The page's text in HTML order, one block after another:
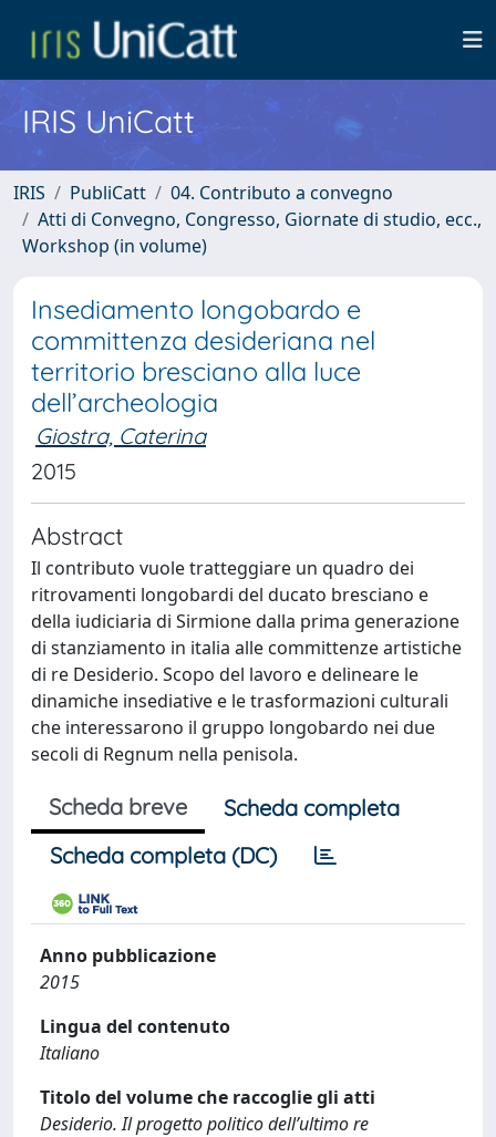
IRIS UniCatt
IRIS PubliCatt
04. Contributo a convegno
Atti di Convegno, Congresso, Giornate di studio, ecc.,
Workshop (in volume)
Insediamento longobardo e
committenza desideriana nel
territorio bresciano alla luce
dell’archeologia
Giostra, Caterina
2015
Abstract
Il contributo vuole tratteggiare un quadro dei
ritrovamenti longobardi del ducato bresciano e
della iudiciaria di Sirmione dalla prima generazione
di stanziamento in italia alle committenze artistiche
di re Desiderio. Scopo del lavoro e delineare le
dinamiche insediative e le trasformazioni culturali
che interessarono il gruppo longobardo nei due
secoli di Regnum nella penisola.
Scheda breve
Scheda completa
Scheda completa (DC)
Anno pubblicazione
2015
Lingua del contenuto
Italiano
Titolo del volume che raccoglie gli atti
Desiderio. Il progetto politico dell’ultimo re